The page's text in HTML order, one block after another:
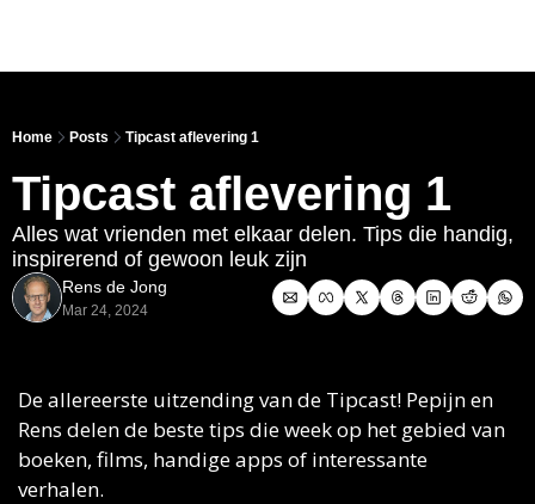
Home Posts Tipcast aflevering 1
Tipcast aflevering 1
Alles wat vrienden met elkaar delen. Tips die handig,
inspirerend of gewoon leuk zijn
Rens de Jong
Mar 24, 2024
De allereerste uitzending van de Tipcast! Pepijn en
Rens delen de beste tips die week op het gebied van
boeken, films, handige apps of interessante
verhalen.